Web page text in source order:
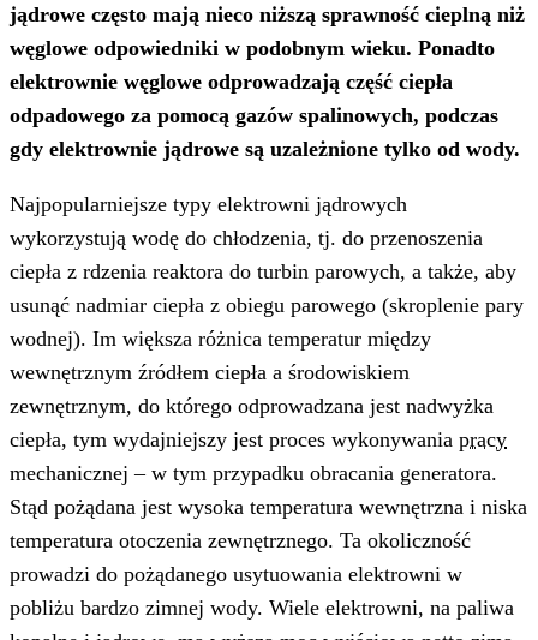
jądrowe często mają nieco niższą sprawność cieplną niż
węglowe odpowiedniki w podobnym wieku. Ponadto
elektrownie węglowe odprowadzają część ciepła
odpadowego za pomocą gazów spalinowych, podczas
gdy elektrownie jądrowe są uzależnione tylko od wody.
Najpopularniejsze typy elektrowni jądrowych
wykorzystują wodę do chłodzenia, tj. do przenoszenia
ciepła z rdzenia reaktora do turbin parowych, a także, aby
usunąć nadmiar ciepła z obiegu parowego (skroplenie pary
wodnej). Im większa różnica temperatur między
wewnętrznym źródłem ciepła a środowiskiem
zewnętrznym, do którego odprowadzana jest nadwyżka
ciepła, tym wydajniejszy jest proces wykonywania pracy
mechanicznej – w tym przypadku obracania generatora.
Stąd pożądana jest wysoka temperatura wewnętrzna i niska
temperatura otoczenia zewnętrznego. Ta okoliczność
prowadzi do pożądanego usytuowania elektrowni w
pobliżu bardzo zimnej wody. Wiele elektrowni, na paliwa